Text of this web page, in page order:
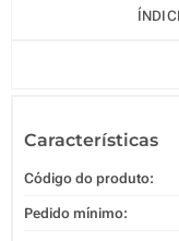
Características
Código do produto:
Pedido mínimo: